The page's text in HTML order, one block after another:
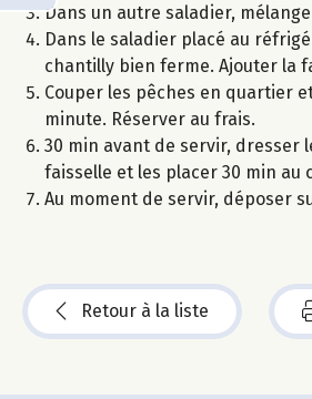
Dans un autre saladier,
Dans le saladier placé au
chantilly bien ferme. Ajouter la
Couper les pêches en quartier
minute. Réserver au frais.
30 min avant de servir, dresser
faisselle et les placer 30 min au
Au moment de servir, déposer
Retour à la liste